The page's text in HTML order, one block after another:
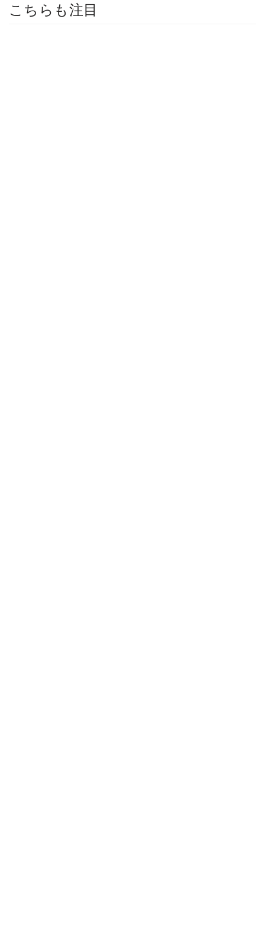
こちらも注目